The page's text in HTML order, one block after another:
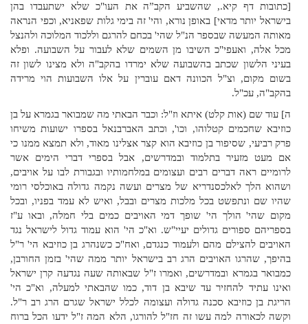
[כתובות דף קיא., שהשביע הקב”ה את העו"כ שלא ישתעבדו בהן
בישראל יותר מדאי] באופן נורא, והי' זה בימי גלות שפאניא, וכפי הנראה
מאותה המעשה שבספר הנ"ל שהי' בכחם להרגם וללכוד המלוכה ולהנצל
מכל אלה, ואעפי"כ השיבו מן השמים שלא לעבור על השבועה. ופלא
בעיני הלשון שכתב בהשבועה שלא ימרדו בהקב"ה ולא מצינו לשון זה
בשום מקום, וצ"ל הכוונה דאם עוברין על אלו השבועות הוי מרידה
בהקב"ה, עכ"ל.
ה] עוד שם (אות קלט) איתא וז"ל: וכבר הבאתי מה שמבואר בגמרא על בן
כוזיבא שחכמים קטלוהו, וכו', וכתב האברבנאל בספרו ישועות משיחו
פרק רביעי, שסיפור בן כוזיבא הוא קצר אצלינו מאוד, ולא תמצא ממנו כי
אם מעט מזעיר בתלמוד ובמדרשים, אבל בספרי דברי הימים אשר
לרומיים ראה דברים רבים ועצומים במלחמותיו ובגבורת לבו על אויבים,
ושהוא הלך לאלכסנדריא של מצרים ועשה נקמה גדולה באוכלסי רומי
שהיו שם ונתפשט בכל מלכות מצרים ובבל, ואיש לא עמד בפניו, ובכל
מקום שהי' הולך הי' שופך דמי האויבים כמים בלי חמלה, ובאו ע"ז
בספריהם ספורים גדולים יעיי"ש. וא"כ הי' הוא עמוד גדול לישראל נגד
האויבים להצילם מהם ולעמוד כנגדם, ואח"כ כשנהרג בן כוזיבא הי' ר"ל
בהיפך, שהרגו האויבים הרג רב בישראל יותר ממה שהי' בזמן החורבן,
כמבואר בגמרא ובמדרשים, ואמרו ז"ל שבאותה שעה נגדעה קרן ישראל
ואינו עתיד להחזיר עד שיבא בן דוד, כמו שהבאתי למעלה, וא"כ הי'
הריגת בן כוזיבא סכנה גדולה ועצומה לכלל ישראל שגרם הרג רב ר"ל.
וקשה לכאורה למה עשו זה חז"ל להורגו, הלא המה ז"ל ידעו הכל ברוח